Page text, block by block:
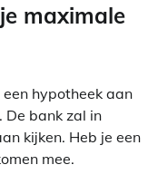
maximale
hypotheek aan
De bank zal in
kijken. Heb je een
mee.